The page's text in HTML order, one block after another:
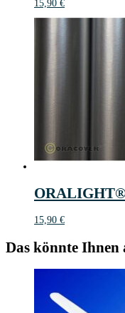
15,90 €
ORALIGHT®
15,90 €
Das könnte Ihnen